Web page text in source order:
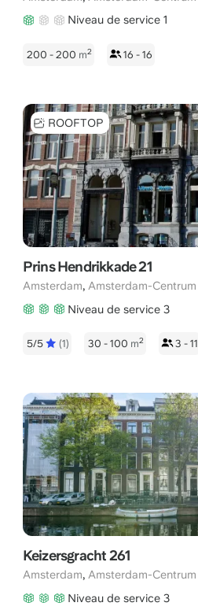
Niveau de service 1
200 - 200 m2 16 - 16
ROOFTOP
Prins Hendrikkade 21
Amsterdam, Amsterdam-Centrum
Niveau de service 3
5/5 (1) 30 - 100 m2 3 - 11
Keizersgracht 261
Amsterdam, Amsterdam-Centrum
Niveau de service 3